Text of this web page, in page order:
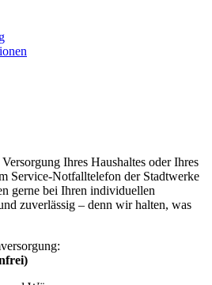
Ihres Haushaltes oder Ihres
Service-Notfalltelefon der Stadtwerke
gerne bei Ihren individuellen
zuverlässig – denn wir halten, was